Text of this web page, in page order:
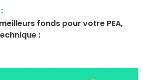
fonds pour votre PEA,
: